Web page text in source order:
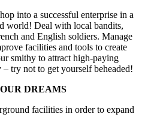
into a successful enterprise in a
world! Deal with local bandits,
and English soldiers. Manage
facilities and tools to create
smithy to attract high-paying
try not to get yourself beheaded!
DREAMS
facilities in order to expand